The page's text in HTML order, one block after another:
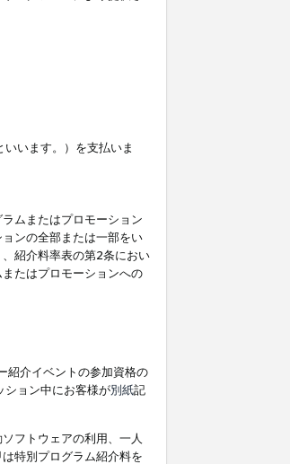
いいます。）を支払いま
ムまたはプロモーション
ンの全部または一部をい
紹介料率表の第2条におい
たはプロモーションへの
紹介イベントの参加資格の
ション中にお客様が別紙記
フトウェアの利用、一人
特別プログラム紹介料を